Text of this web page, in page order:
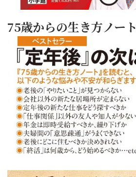
75歳からの生き方ノート